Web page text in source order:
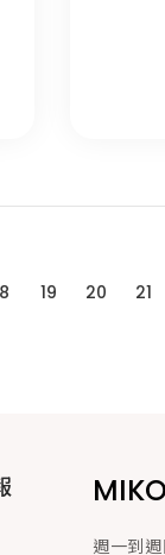
19 20 21
週一到週